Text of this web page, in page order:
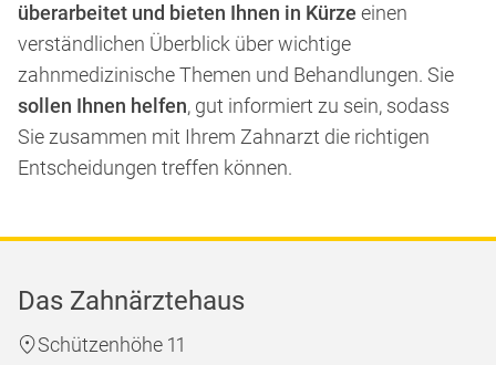
überarbeitet und bieten Ihnen in Kürze einen
verständlichen Überblick über wichtige
zahnmedizinische Themen und Behandlungen. Sie
sollen Ihnen helfen, gut informiert zu sein, sodass
Sie zusammen mit Ihrem Zahnarzt die richtigen
Entscheidungen treffen können.
Das Zahnärztehaus
Schützenhöhe 11